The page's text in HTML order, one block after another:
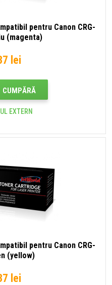
pentru Canon CRG-
(magenta)
lei
CUMPĂRĂ
EXTERN
pentru Canon CRG-
(yellow)
lei